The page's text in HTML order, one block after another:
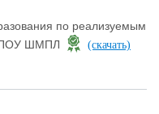
по реализуемым
ШМПЛ
(скачать)